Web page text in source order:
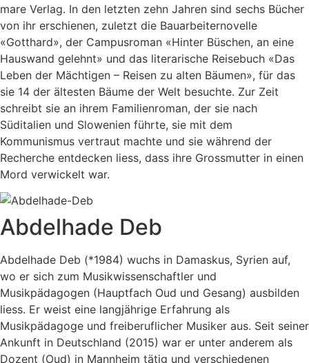
mare Verlag. In den letzten zehn Jahren sind sechs Bücher
von ihr erschienen, zuletzt die Bauarbeiternovelle
«Gotthard», der Campusroman «Hinter Büschen, an eine
Hauswand gelehnt» und das literarische Reisebuch «Das
Leben der Mächtigen – Reisen zu alten Bäumen», für das
sie 14 der ältesten Bäume der Welt besuchte. Zur Zeit
schreibt sie an ihrem Familienroman, der sie nach
Süditalien und Slowenien führte, sie mit dem
Kommunismus vertraut machte und sie während der
Recherche entdecken liess, dass ihre Grossmutter in einen
Mord verwickelt war.
Abdelhade Deb
Abdelhade Deb (*1984) wuchs in Damaskus, Syrien auf,
wo er sich zum Musikwissenschaftler und
Musikpädagogen (Hauptfach Oud und Gesang) ausbilden
liess. Er weist eine langjährige Erfahrung als
Musikpädagoge und freiberuflicher Musiker aus. Seit seiner
Ankunft in Deutschland (2015) war er unter anderem als
Dozent (Oud) in Mannheim tätig und verschiedenen